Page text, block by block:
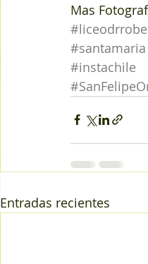
Mas
#santamaria
#instachile
Entradas recientes